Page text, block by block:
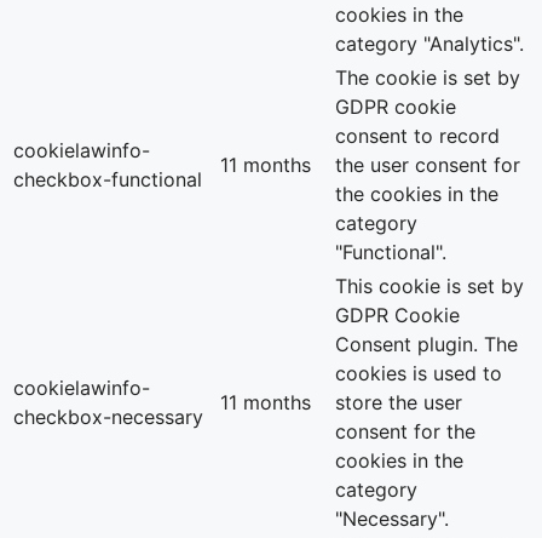
cookies in the
category "Analytics".
cookielawinfo-
checkbox-functional
11 months
The cookie is set by
GDPR cookie
consent to record
the user consent for
the cookies in the
category
"Functional".
cookielawinfo-
checkbox-necessary
11 months
This cookie is set by
GDPR Cookie
Consent plugin. The
cookies is used to
store the user
consent for the
cookies in the
category
"Necessary".